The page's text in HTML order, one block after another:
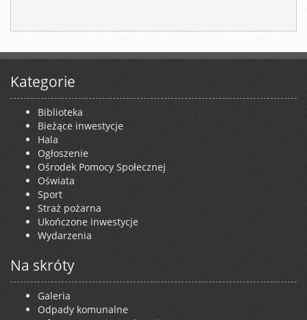
Kategorie
Biblioteka
Bieżące inwestycje
Hala
Ogłoszenie
Ośrodek Pomocy Społecznej
Oświata
Sport
Straż pożarna
Ukończone inwestycje
Wydarzenia
Na skróty
Galeria
Odpady komunalne